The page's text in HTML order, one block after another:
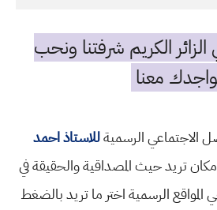
الكريم شرفتنا ونحب
معنا
الاجتماعي الرسميةللاستاذ احمد
مكان تريد حيث المصداقية والحقيقة في
المواقع الرسمية اختر ما تريد بالضغط